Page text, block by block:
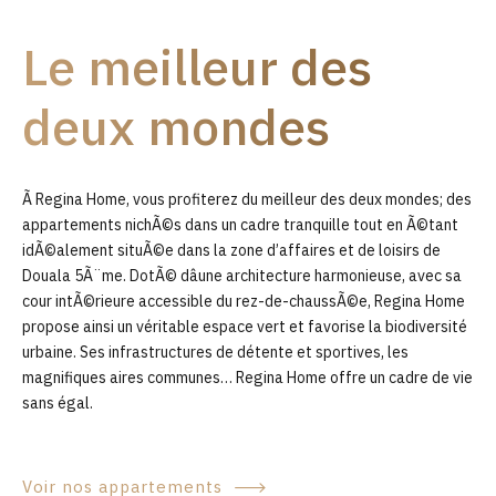
0
Le meilleur des
deux mondes
Ã Regina Home, vous profiterez du meilleur des deux mondes; des
appartements nichÃ©s dans un cadre tranquille tout en Ã©tant
idÃ©alement situÃ©e dans la zone d’affaires et de loisirs de
Douala 5Ã¨me. DotÃ© dâune architecture harmonieuse, avec sa
cour intÃ©rieure accessible du rez-de-chaussÃ©e, Regina Home
propose ainsi un véritable espace vert et favorise la biodiversité
urbaine. Ses infrastructures de détente et sportives, les
magnifiques aires communes… Regina Home offre un cadre de vie
sans égal.
Voir nos appartements